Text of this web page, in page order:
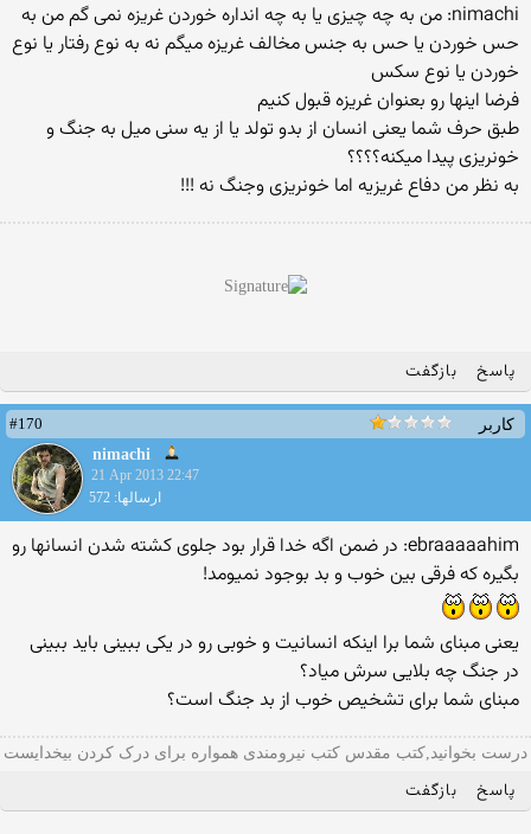
nimachi: من به چه چیزی یا به چه انداره خوردن غریزه نمی گم من به
حس خوردن یا حس به جنس مخالف غریزه میگم نه به نوع رفتار یا نوع
خوردن یا نوع سکس
فرضا اینها رو بعنوان غریزه قبول کنیم
طبق حرف شما یعنی انسان از بدو تولد یا از یه سنی میل به جنگ و
خونریزی پیدا میکنه؟؟؟؟
به نظر من دفاع غریزیه اما خونریزی وجنگ نه !!!
پاسخ بازگفت
کاربر
#170
nimachi
21 Apr 2013 22:47
ارسالها: 572
ebraaaaahim: در ضمن اگه خدا قرار بود جلوی کشته شدن انسانها رو
بگیره که فرقی بین خوب و بد بوجود نمیومد!
یعنی مبنای شما برا اینکه انسانیت و خوبی رو در یکی ببینی باید ببینی
در جنگ چه بلایی سرش میاد؟
مبنای شما برای تشخیص خوب از بد جنگ است؟
درست بخوانید,کتب مقدس کتب نیرومندی همواره برای درک کردن بیخدایست
پاسخ بازگفت